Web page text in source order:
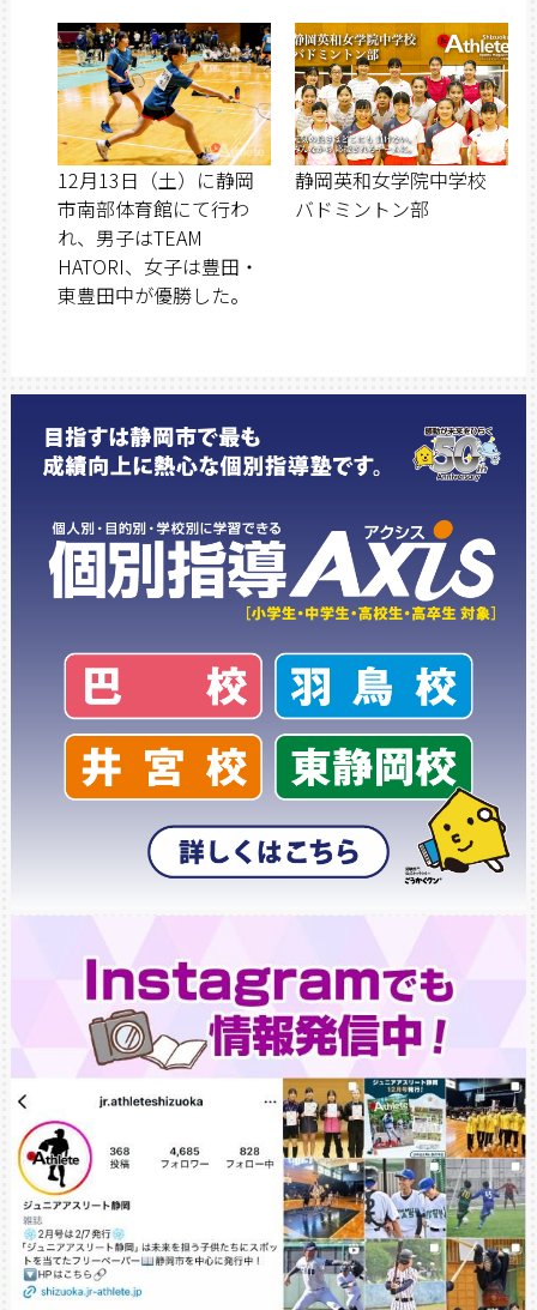
12月13日（土）に静岡
市南部体育館にて行わ
れ、男子はTEAM
HATORI、女子は豊田・
東豊田中が優勝した。
静岡英和女学院中学校
バドミントン部